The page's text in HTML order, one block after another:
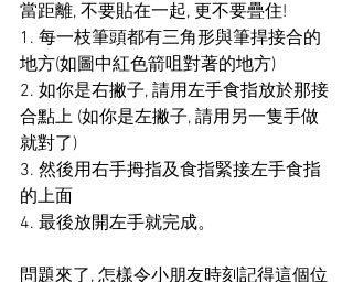
當距離, 不要貼在一起, 更不要疊住!
1. 每一枝筆頭都有三角形與筆捍接合的
地方(如圖中紅色箭咀對著的地方)
2. 如你是右撇子, 請用左手食指放於那接
合點上 (如你是左撇子, 請用另一隻手做
就對了)
3. 然後用右手拇指及食指緊接左手食指
的上面
4. 最後放開左手就完成。
問題來了, 怎樣令小朋友時刻記得這個位